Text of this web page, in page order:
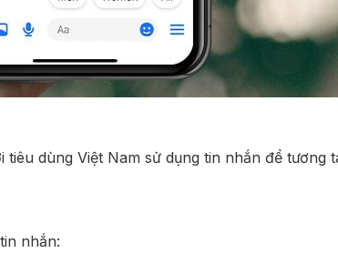
dùng Việt Nam sử dụng tin nhắn để
nhắn: